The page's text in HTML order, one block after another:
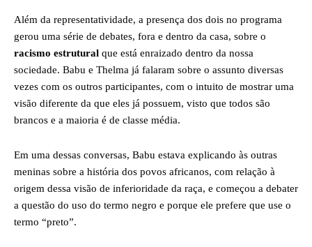
Além da representatividade, a presença dos dois no programa
gerou uma série de debates, fora e dentro da casa, sobre o
racismo estrutural que está enraizado dentro da nossa
sociedade. Babu e Thelma já falaram sobre o assunto diversas
vezes com os outros participantes, com o intuito de mostrar uma
visão diferente da que eles já possuem, visto que todos são
brancos e a maioria é de classe média.
Em uma dessas conversas, Babu estava explicando às outras
meninas sobre a história dos povos africanos, com relação à
origem dessa visão de inferioridade da raça, e começou a debater
a questão do uso do termo negro e porque ele prefere que use o
termo “preto”.